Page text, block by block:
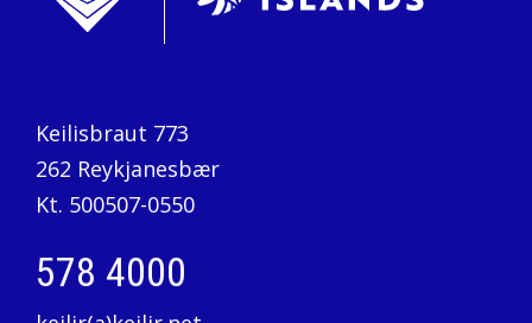
Keilisbraut 773
262 Reykjanesbær
Kt. 500507-0550
578 4000